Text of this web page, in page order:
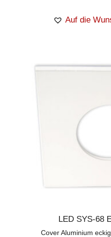
Auf die
LED SYS-68
Cover Aluminium